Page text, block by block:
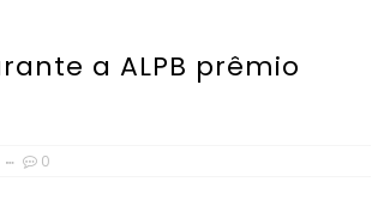
a ALPB prêmio
0